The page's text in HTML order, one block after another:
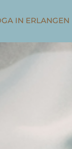
IN ERLANGEN